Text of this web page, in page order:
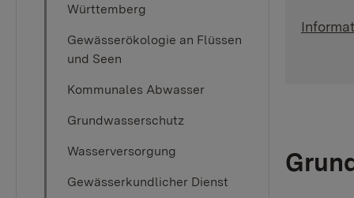
Württemberg
Gewässerökologie an Flüssen
und Seen
Kommunales Abwasser
Grundwasserschutz
Wasserversorgung
Gewässerkundlicher Dienst